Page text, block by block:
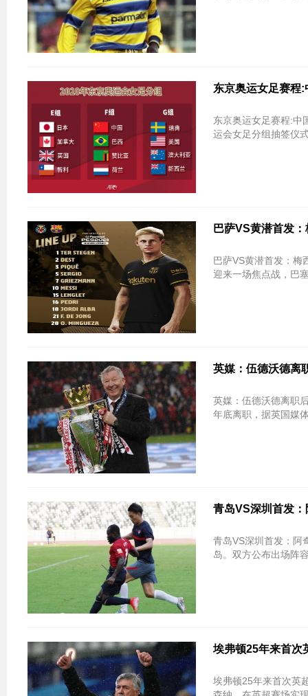
东京奥运女足赛程
东京奥运女足赛程:中
运会女足分组抽签仪
巴萨VS黄潜首发
巴萨VS黄潜首发：梅西格列兹曼
迎来一场焦点战，巴
英媒：伍德沃德离
英媒：伍德沃德离职后 弗格森或将承
年底离职，据英国媒
青岛VS深圳首发
青岛VS深圳首发：阿
埃弗顿25年来首次
埃弗顿25年来首次英超客胜阿森